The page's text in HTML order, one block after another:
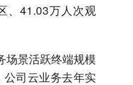
、41.03万人次观
场景活跃终端规模
司云业务去年实